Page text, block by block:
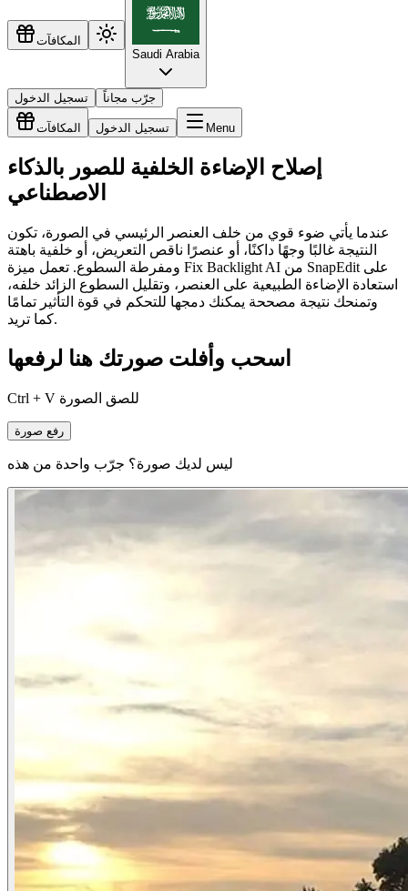
المكافآت
Saudi Arabia
تسجيل الدخول جرّب مجاناً
المكافآت تسجيل الدخول Menu
إصلاح الإضاءة الخلفية للصور بالذكاء
الاصطناعي
عندما يأتي ضوء قوي من خلف العنصر الرئيسي في الصورة، تكون
النتيجة غالبًا وجهًا داكنًا، أو عنصرًا ناقص التعريض، أو خلفية باهتة
ومفرطة السطوع. تعمل ميزة Fix Backlight AI من SnapEdit على
استعادة الإضاءة الطبيعية على العنصر، وتقليل السطوع الزائد خلفه،
وتمنحك نتيجة مصححة يمكنك دمجها للتحكم في قوة التأثير تمامًا
كما تريد.
اسحب وأفلت صورتك هنا لرفعها
Ctrl + V للصق الصورة
رفع صورة
ليس لديك صورة؟ جرّب واحدة من هذه